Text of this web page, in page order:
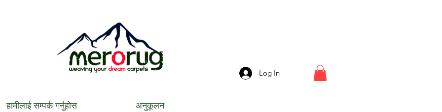
Log In
हामीलाई सम्पर्क गर्नुहोस अनुकूलन